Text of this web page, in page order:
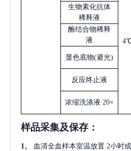
生物素化抗体
稀释液
酶结合物稀释
液
显色底物(避光)
反应终止液
浓缩洗涤液 20×
样品采集及保存 ：
1、 血清全血样本室温放置 2小时